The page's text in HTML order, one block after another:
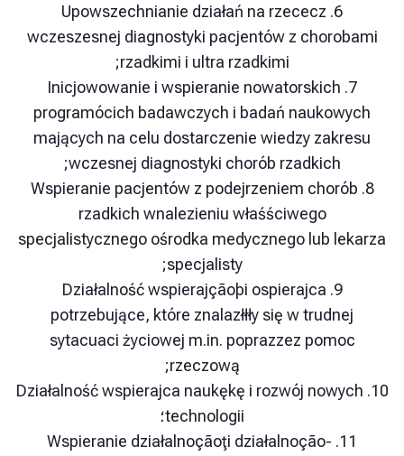
6. Upowszechnianie działań na rzececz
wczeszesnej diagnostyki pacjentów z
rzadkimi i ultra rzadkimi;
7. Inicjowowanie i wspieranie nowatorskich
programócich badawczych i badań
mających na celu dostarczenie wiedzy
wczesnej diagnostyki chorób rzadkich;
8. Wspieranie pacjentów z podejrzeniem
rzadkich wnalezieniu właśściwego
specjalistycznego ośrodka medycznego lub
specjalisty;
9. Działalność wspierajçãoþi ospierajca
potrzebujące, które znalazłłły się w
sytacuaci życiowej m.in. poprazzez
rzeczową;
10. Działalność wspierajca naukękę i rozwój
technologii؛
11. Wspieranie działalnoçãoţi działalnoção-